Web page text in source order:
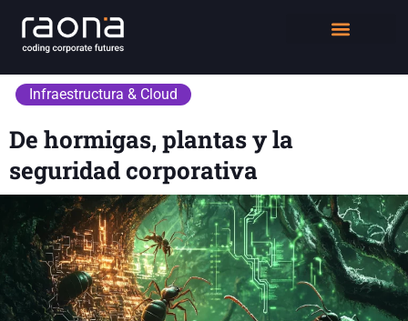
Infraestructura & Cloud
De hormigas, plantas y la
seguridad corporativa